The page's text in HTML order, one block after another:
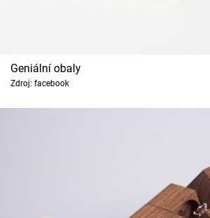
Geniální obaly
Zdroj: facebook